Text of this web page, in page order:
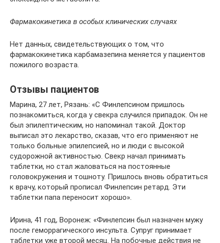
Фармакокинетика в особых клинических случаях
Нет данных, свидетельствующих о том, что
фармакокинетика карбамазепина меняется у пациентов
пожилого возраста.
Отзывы пациентов
Марина, 27 лет, Рязань: «С Финлепсином пришлось
познакомиться, когда у свекра случился припадок. Он не
был эпилептическим, но напоминал такой. Доктор
выписал это лекарство, сказав, что его применяют не
только больные эпилепсией, но и люди с высокой
судорожной активностью. Свекр начал принимать
таблетки, но стал жаловаться на постоянные
головокружения и тошноту. Пришлось вновь обратиться
к врачу, который прописал Финлепсин ретард. Эти
таблетки папа переносит хорошо».
Ирина, 41 год, Воронеж: «Финлепсин был назначен мужу
после геморрагического инсульта. Супруг принимает
таблетки уже второй месяц. На побочные действия не